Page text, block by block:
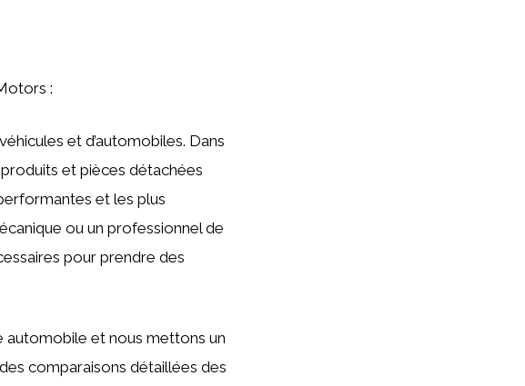
:
et d’automobiles. Dans
et pièces détachées
et les plus
ou un professionnel de
pour prendre des
automobile et nous mettons un
comparaisons détaillées des